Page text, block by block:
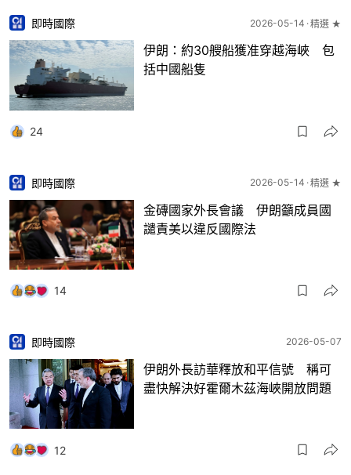
即時國際 2026-05-14 精選 ★
伊朗：約30艘船獲准穿越海峽 包
括中國船隻
24
即時國際 2026-05-14 精選 ★
金磚國家外長會議 伊朗籲成員國
譴責美以違反國際法
14
即時國際 2026-05-07
伊朗外長訪華釋放和平信號 稱可
盡快解決好霍爾木茲海峽開放問題
12